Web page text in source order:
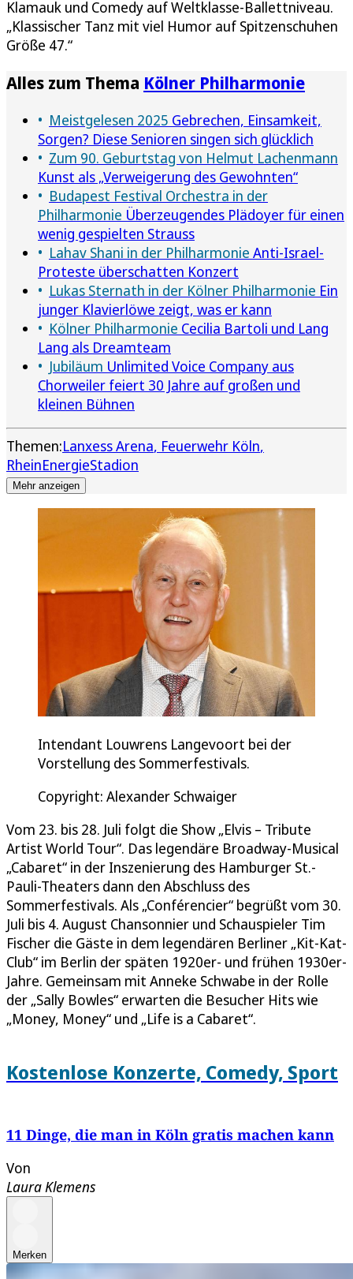
Klamauk und Comedy auf Weltklasse-Ballettniveau.
„Klassischer Tanz mit viel Humor auf Spitzenschuhen
Größe 47.“
Alles zum Thema Kölner Philharmonie
Meistgelesen 2025 Gebrechen, Einsamkeit,
Sorgen? Diese Senioren singen sich glücklich
Zum 90. Geburtstag von Helmut Lachenmann
Kunst als „Verweigerung des Gewohnten“
Budapest Festival Orchestra in der
Philharmonie Überzeugendes Plädoyer für einen
wenig gespielten Strauss
Lahav Shani in der Philharmonie Anti-Israel-
Proteste überschatten Konzert
Lukas Sternath in der Kölner Philharmonie Ein
junger Klavierlöwe zeigt, was er kann
Kölner Philharmonie Cecilia Bartoli und Lang
Lang als Dreamteam
Jubiläum Unlimited Voice Company aus
Chorweiler feiert 30 Jahre auf großen und
kleinen Bühnen
Themen:Lanxess Arena Feuerwehr Köln
RheinEnergieStadion
Mehr anzeigen
Intendant Louwrens Langevoort bei der
Vorstellung des Sommerfestivals.
Copyright: Alexander Schwaiger
Vom 23. bis 28. Juli folgt die Show „Elvis – Tribute
Artist World Tour“. Das legendäre Broadway-Musical
„Cabaret“ in der Inszenierung des Hamburger St.-
Pauli-Theaters dann den Abschluss des
Sommerfestivals. Als „Conférencier“ begrüßt vom 30.
Juli bis 4. August Chansonnier und Schauspieler Tim
Fischer die Gäste in dem legendären Berliner „Kit-Kat-
Club“ im Berlin der späten 1920er- und frühen 1930er-
Jahre. Gemeinsam mit Anneke Schwabe in der Rolle
der „Sally Bowles“ erwarten die Besucher Hits wie
„Money, Money“ und „Life is a Cabaret“.
Kostenlose Konzerte, Comedy, Sport
11 Dinge, die man in Köln gratis machen kann
Von
Laura Klemens
Merken